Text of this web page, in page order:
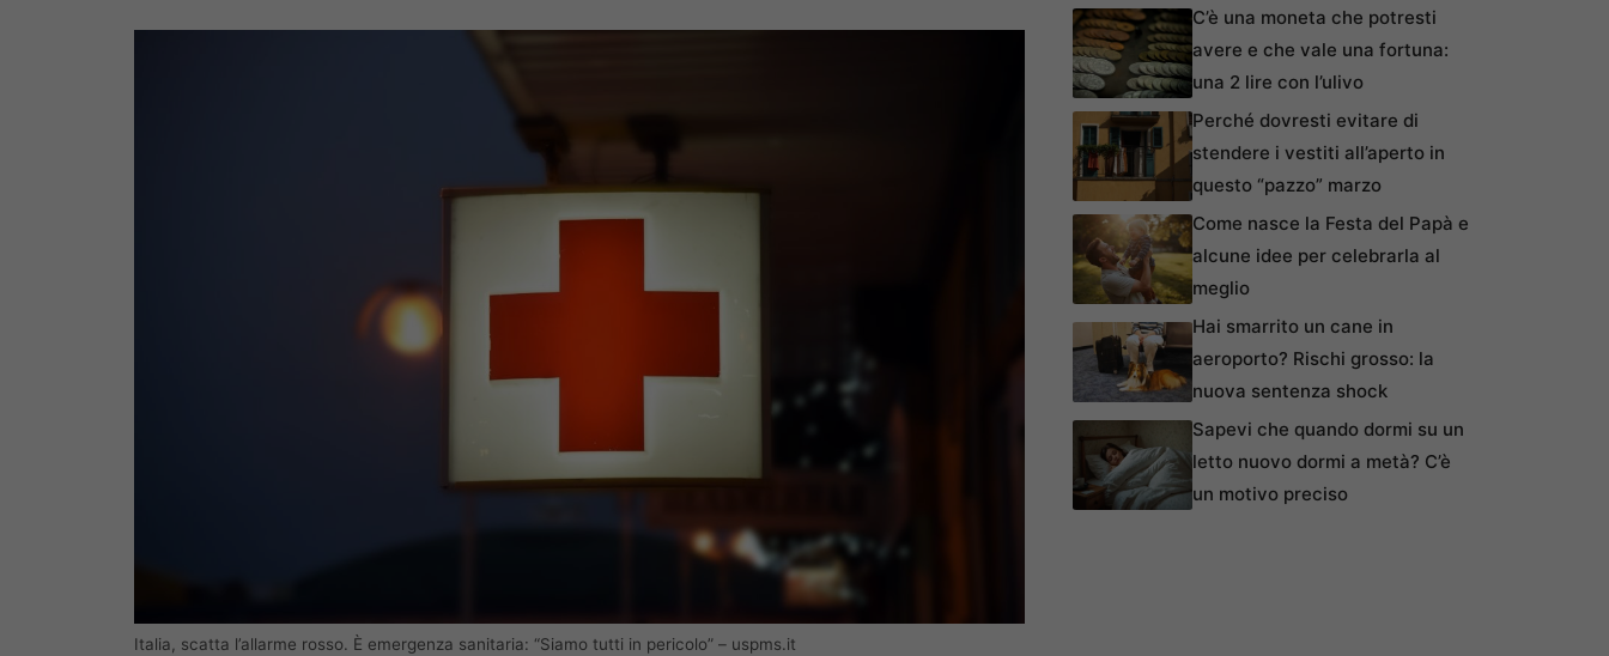
Italia, scatta l’allarme rosso. È emergenza sanitaria: “Siamo tutti in pericolo” – uspms.it
C’è una moneta che potresti
avere e che vale una fortuna:
una 2 lire con l’ulivo
Perché dovresti evitare di
stendere i vestiti all’aperto in
questo “pazzo” marzo
Come nasce la Festa del Papà e
alcune idee per celebrarla al
meglio
Hai smarrito un cane in
aeroporto? Rischi grosso: la
nuova sentenza shock
Sapevi che quando dormi su un
letto nuovo dormi a metà? C’è
un motivo preciso